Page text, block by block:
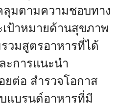
มตามความชอบทาง
ป้าหมายด้านสุขภาพ
วมสูตรอาหารที่ได้
ะการแนะนำ
ต่อ สำรวจโอกาส
แบรนด์อาหารที่มี